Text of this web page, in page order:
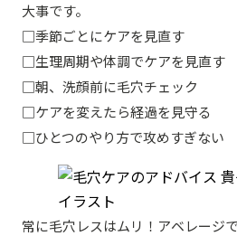
大事です。
□季節ごとにケアを見直す
□生理周期や体調でケアを見直す
□朝、洗顔前に毛穴チェック
□ケアを変えたら経過を見守る
□ひとつのやり方で攻めすぎない
常に毛穴レスはムリ！アベレージ